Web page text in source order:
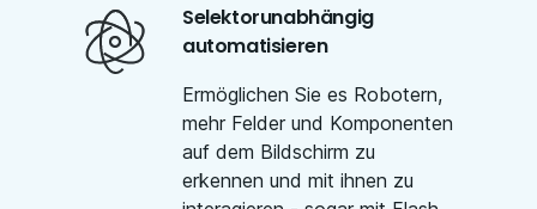
Selektorunabhängig
automatisieren
Ermöglichen Sie es Robotern,
mehr Felder und Komponenten
auf dem Bildschirm zu
erkennen und mit ihnen zu